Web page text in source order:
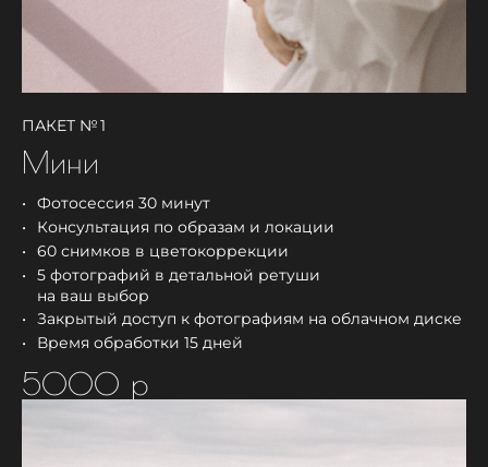
ПАКЕТ № 1
Мини
Фотосессия 30 минут
Консультация по образам и локации
60 снимков в цветокоррекции
5 фотографий в детальной ретуши
на ваш выбор
Закрытый доступ к фотографиям на облачном диске
Время обработки 15 дней
5000 р